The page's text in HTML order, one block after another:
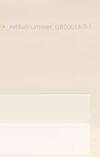
Artikelnummer: GB00013-7-1